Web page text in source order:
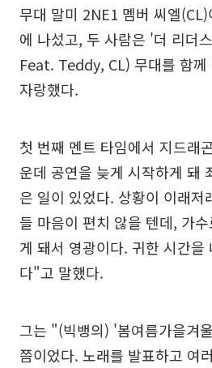
무대 말미 2NE1 멤버 씨엘
에 나섰고, 두 사람은 '더 리더
Feat. Teddy, CL) 무대를 함께
자랑했다.
첫 번째 멘트 타임에서 지드래
운데 공연을 늦게 시작하게 돼
은 일이 있었다. 상황이 이래저
들 마음이 편치 않을 텐데, 가
게 돼서 영광이다. 귀한 시간을
다"고 말했다.
그는 "(빅뱅의) '봄여름가을겨
쯤이었다. 노래를 발표하고 여